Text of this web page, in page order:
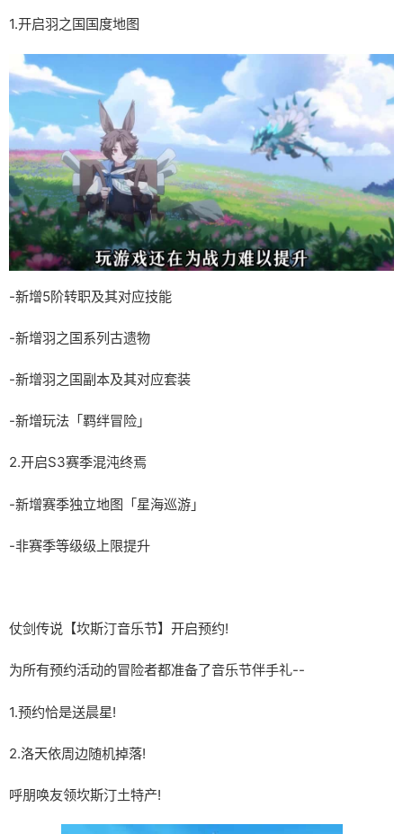
1.开启羽之国国度地图
-新增5阶转职及其对应技能
-新增羽之国系列古遗物
-新增羽之国副本及其对应套装
-新增玩法「羁绊冒险」
2.开启S3赛季混沌终焉
-新增赛季独立地图「星海巡游」
-非赛季等级级上限提升
仗剑传说【坎斯汀音乐节】开启预约!
为所有预约活动的冒险者都准备了音乐节伴手礼--
1.预约恰是送晨星!
2.洛天依周边随机掉落!
呼朋唤友领坎斯汀土特产!